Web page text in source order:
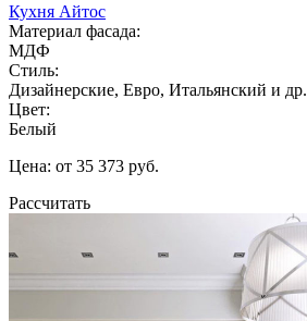
Кухня Айтос
Материал фасада:
МДФ
Стиль:
Дизайнерские, Евро, Итальянский и др.
Цвет:
Белый
Цена: от 35 373 руб.
Рассчитать